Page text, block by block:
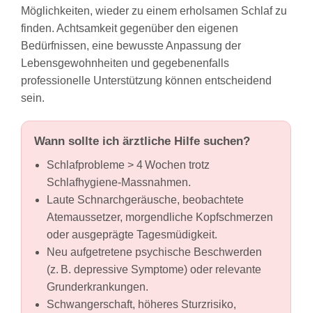
Möglichkeiten, wieder zu einem erholsamen Schlaf zu
finden. Achtsamkeit gegenüber den eigenen
Bedürfnissen, eine bewusste Anpassung der
Lebensgewohnheiten und gegebenenfalls
professionelle Unterstützung können entscheidend
sein.
Wann sollte ich ärztliche Hilfe suchen?
Schlafprobleme > 4 Wochen trotz
Schlafhygiene‑Massnahmen.
Laute Schnarchgeräusche, beobachtete
Atemaussetzer, morgendliche Kopfschmerzen
oder ausgeprägte Tagesmüdigkeit.
Neu aufgetretene psychische Beschwerden
(z. B. depressive Symptome) oder relevante
Grunderkrankungen.
Schwangerschaft, höheres Sturzrisiko,